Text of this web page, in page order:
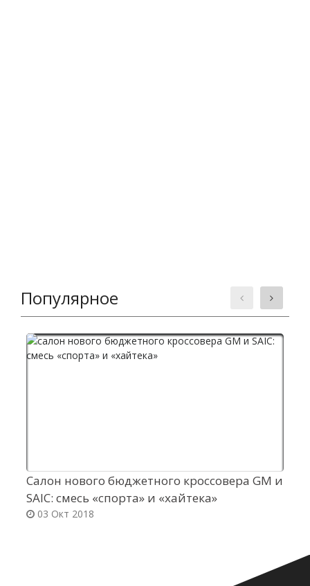
Популярное
Салон нового бюджетного кроссовера GM и
SAIC: смесь «спорта» и «хайтека»
03 Окт 2018